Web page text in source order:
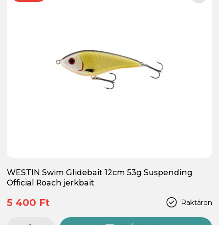
WESTIN Swim Glidebait 12cm 53g Suspending
Official Roach jerkbait
Raktáron
5 400 Ft